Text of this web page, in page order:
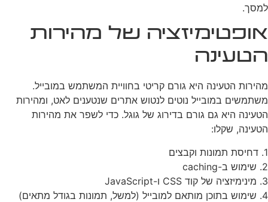
למסך.
אופטימיזציה של מהירות
הטעינה
מהירות הטעינה היא גורם קריטי בחוויית המשתמש במובייל.
משתמשים במובייל נוטים לנטוש אתרים שנטענים לאט, ומהירות
הטעינה היא גם גורם בדירוג של גוגל. כדי לשפר את מהירות
הטעינה, שקלו:
1. דחיסת תמונות וקבצים
2. שימוש ב-caching
3. מינימיזציה של קוד CSS ו-JavaScript
4. שימוש בתוכן מותאם למובייל (למשל, תמונות בגודל מתאים)